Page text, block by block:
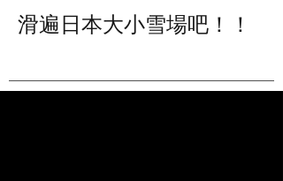
​滑遍日本大小雪場吧！！